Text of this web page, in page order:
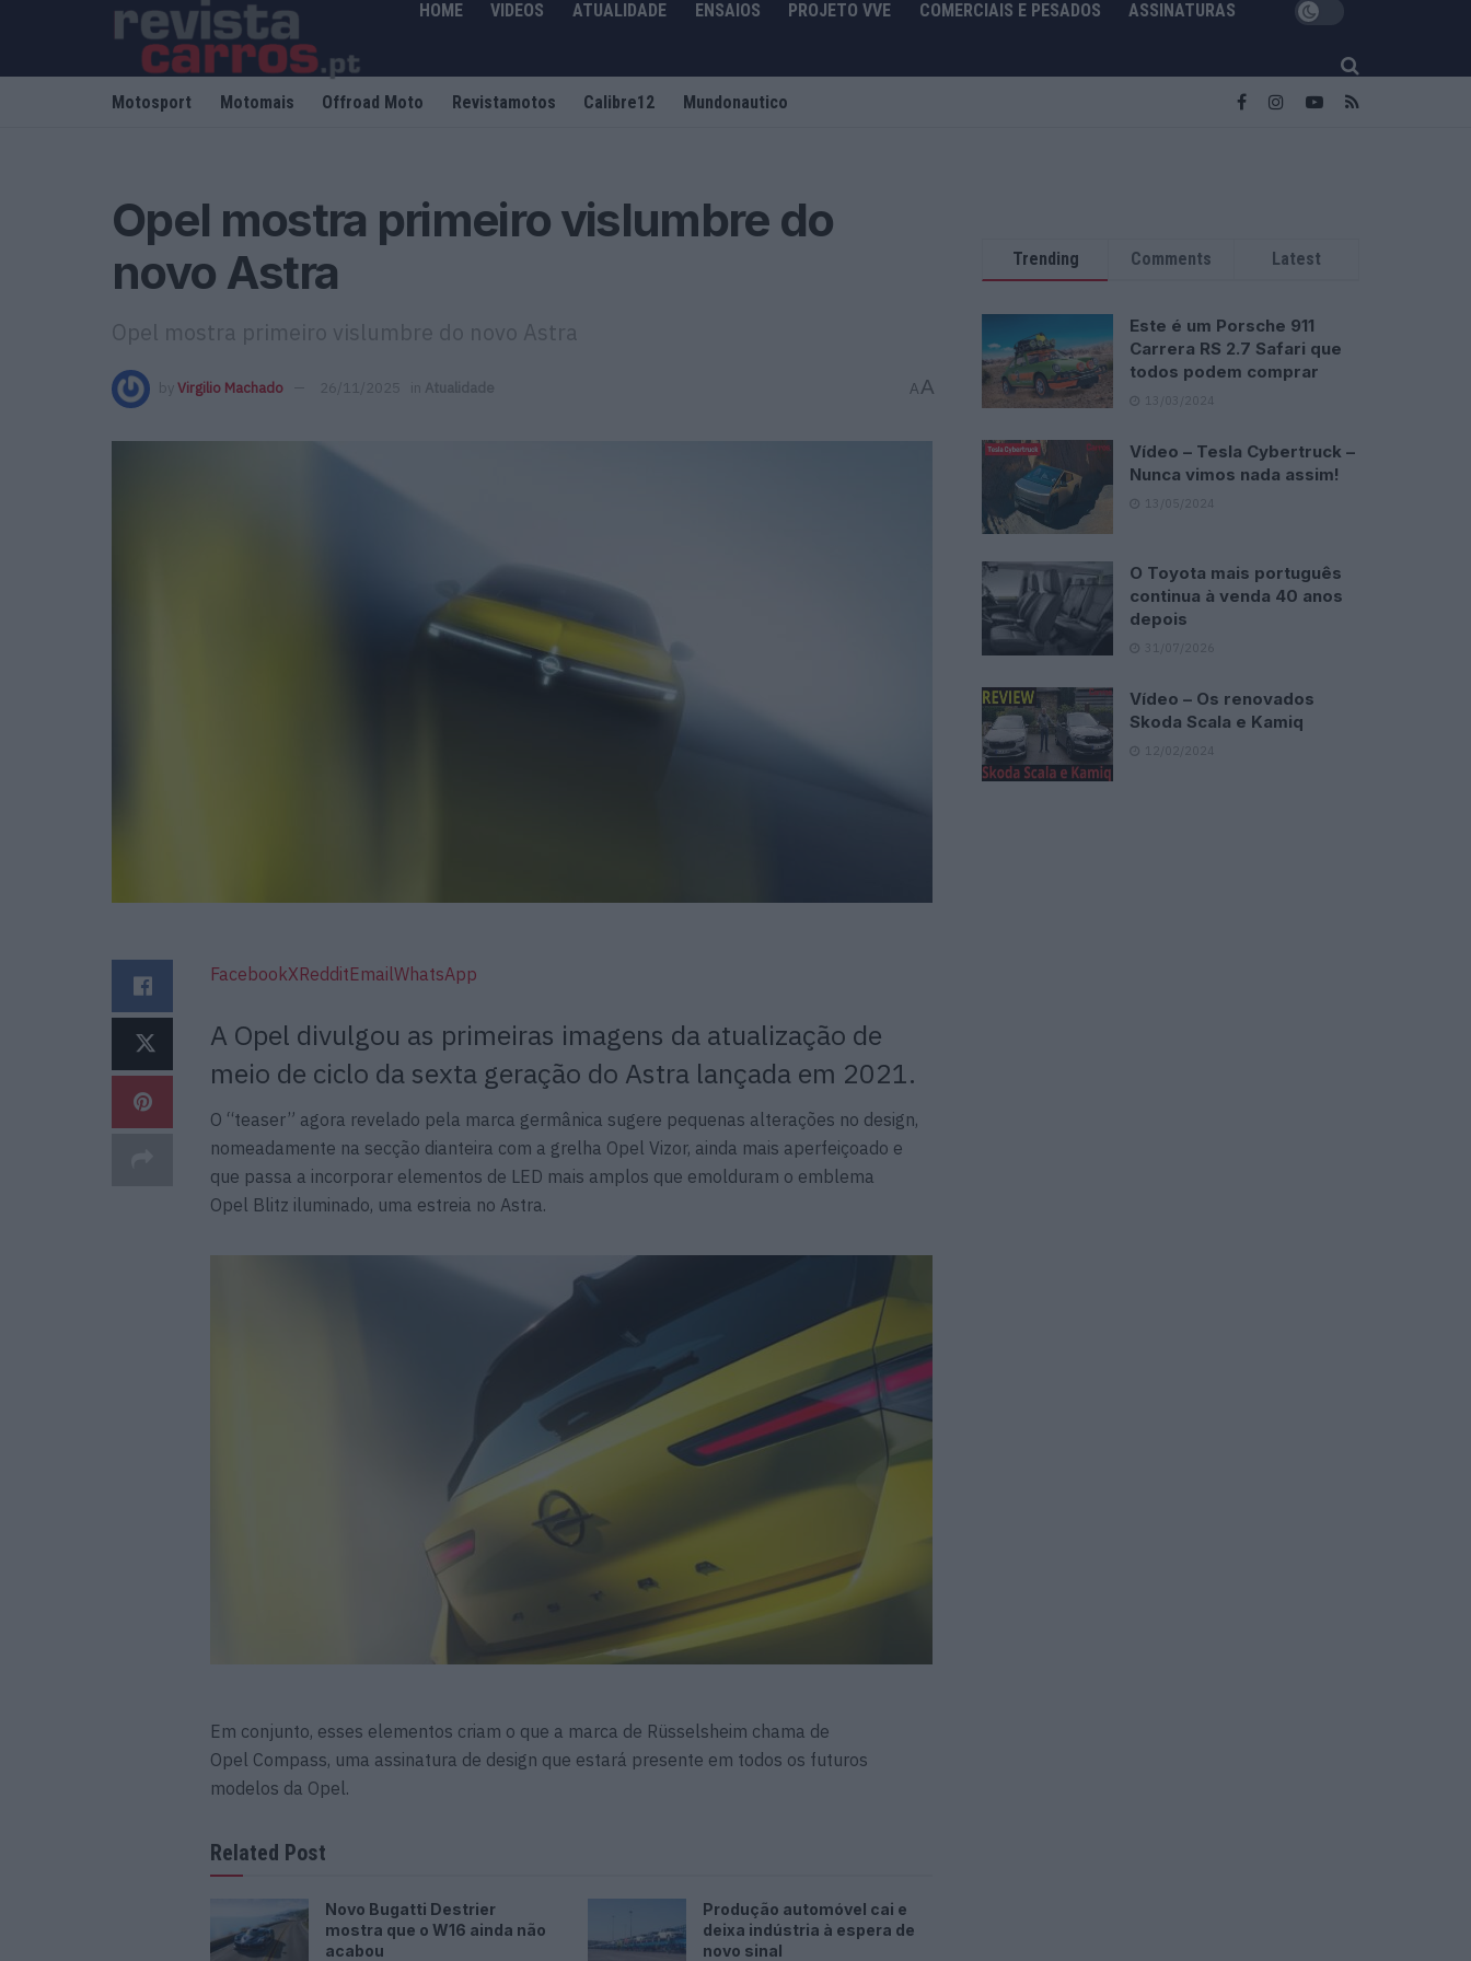
HOME VIDEOS ATUALIDADE ENSAIOS PROJETO VVE COMERCIAIS E PESADOS ASSINATURAS
Motosport Motomais Offroad Moto Revistamotos Calibre12 Mundonautico
Opel mostra primeiro vislumbre do
novo Astra
Opel mostra primeiro vislumbre do novo Astra
by Virgilio Machado 26/11/2025 in Atualidade AA
FacebookXRedditEmailWhatsApp
A Opel divulgou as primeiras imagens da atualização de
meio de ciclo da sexta geração do Astra lançada em 2021.
O “teaser” agora revelado pela marca germânica sugere pequenas alterações no design,
nomeadamente na secção dianteira com a grelha Opel Vizor, ainda mais aperfeiçoado e
que passa a incorporar elementos de LED mais amplos que emolduram o emblema
Opel Blitz iluminado, uma estreia no Astra.
Em conjunto, esses elementos criam o que a marca de Rüsselsheim chama de
Opel Compass, uma assinatura de design que estará presente em todos os futuros
modelos da Opel.
Related Post
Novo Bugatti Destrier
mostra que o W16 ainda não
acabou
Produção automóvel cai e
deixa indústria à espera de
novo sinal
Trending Comments Latest
Este é um Porsche 911
Carrera RS 2.7 Safari que
todos podem comprar
13/03/2024
Vídeo – Tesla Cybertruck –
Nunca vimos nada assim!
13/05/2024
O Toyota mais português
continua à venda 40 anos
depois
31/07/2026
Vídeo – Os renovados
Skoda Scala e Kamiq
12/02/2024